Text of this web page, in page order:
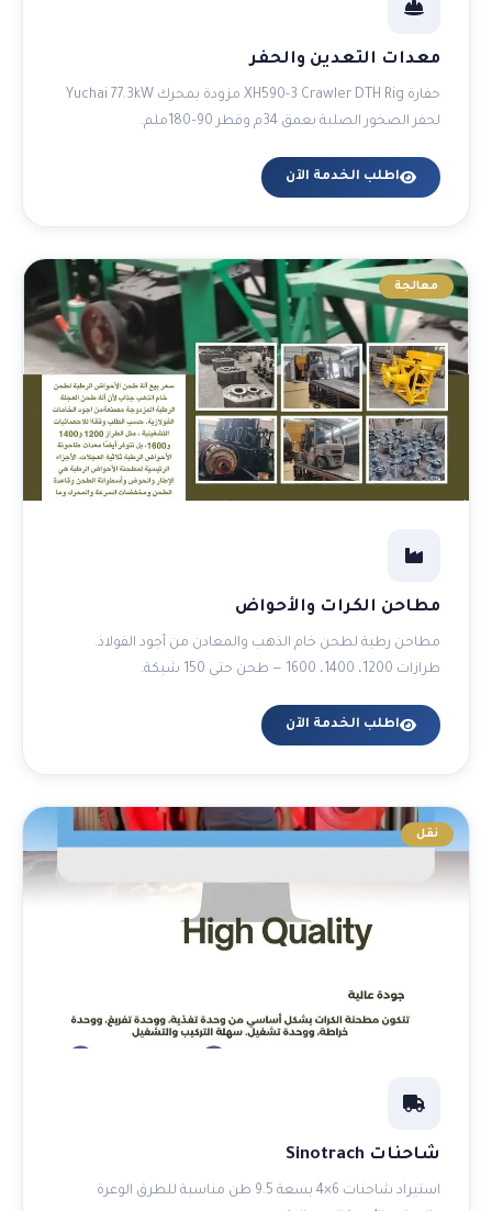
معدات التعدين والحفر
حفارة XH590-3 Crawler DTH Rig مزودة بمحرك Yuchai 77.3kW
لحفر الصخور الصلبة بعمق 34م وقطر 90–180ملم.
اطلب الخدمة الآن
معالجة
مطاحن الكرات والأحواض
مطاحن رطبة لطحن خام الذهب والمعادن من أجود الفولاذ.
طرازات 1200، 1400، 1600 — طحن حتى 150 شبكة.
اطلب الخدمة الآن
نقل
شاحنات Sinotrach
استيراد شاحنات 6×4 بسعة 9.5 طن مناسبة للطرق الوعرة